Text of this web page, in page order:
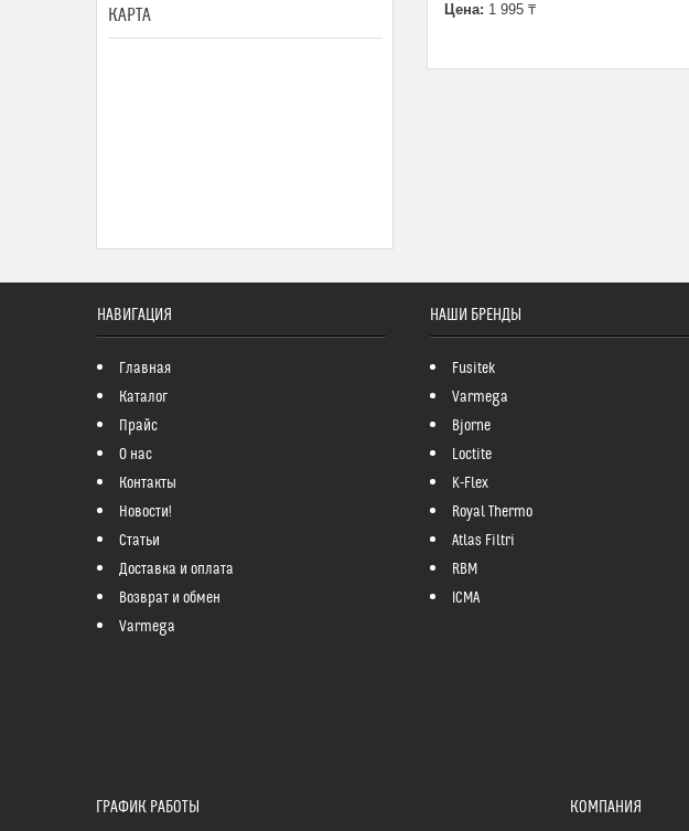
Цена: 1 995 ₸
КАРТА
НАВИГАЦИЯ
Главная
Каталог
Прайс
О нас
Контакты
Новости!
Статьи
Доставка и оплата
Возврат и обмен
Varmega
НАШИ БРЕНДЫ
Fusitek
Varmega
Bjorne
Loctite
K-Flex
Royal Thermo
Atlas Filtri
RBM
ICMA
ГРАФИК РАБОТЫ